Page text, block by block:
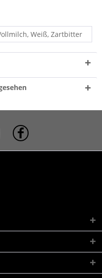
Weiß, Zartbitter